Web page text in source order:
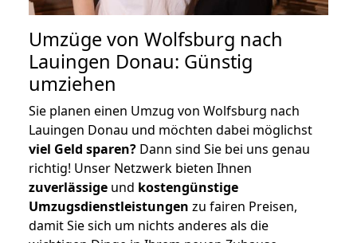
Umzüge von Wolfsburg nach
Lauingen Donau: Günstig
umziehen
Sie planen einen Umzug von Wolfsburg nach
Lauingen Donau und möchten dabei möglichst
viel Geld sparen? Dann sind Sie bei uns genau
richtig! Unser Netzwerk bieten Ihnen
zuverlässige und kostengünstige
Umzugsdienstleistungen zu fairen Preisen,
damit Sie sich um nichts anderes als die